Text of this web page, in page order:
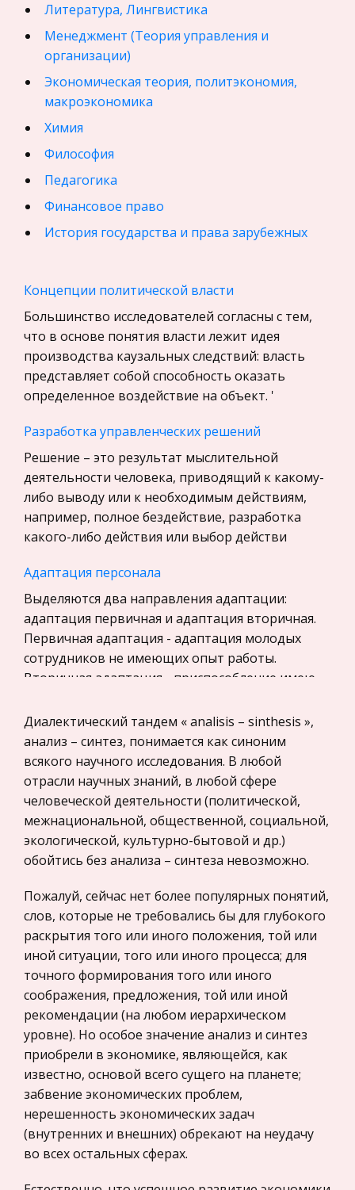
Литература, Лингвистика
Менеджмент (Теория управления и
организации)
Экономическая теория, политэкономия,
макроэкономика
Химия
Философия
Педагогика
Финансовое право
История государства и права зарубежных
Искусство, Культура, Литература
Компьютерные сети
Материаловедение
Программирование, Базы данных
Бухгалтерский учет
История
Уголовное право
Экскурсии и туризм
Маркетинг, товароведение, реклама
Социология
Религия
Культурология
Экологическое право
Теория государства и права
История отечественного государства и
права
Микроэкономика, экономика предприятия,
предпринимательство
Нероссийское законодательство
Международные экономические и валютно-
кредитные отношения
Политология, Политистория
Биржевое дело
Радиоэлектроника
Медицина
Пищевые продукты
Конституционное (государственное) право
зарубежных стран
Государственное регулирование, Таможня,
Налоги
Транспорт
Жилищное право
Концепции политической власти
Большинство исследователей согласны с тем,
что в основе понятия власти лежит идея
производства каузальных следствий: власть
представляет собой способность оказать
определенное воздействие на объект. '
Разработка управленческих решений
Решение – это результат мыслительной
деятельности человека, приводящий к какому-
либо выводу или к необходимым действиям,
например, полное бездействие, разработка
какого-либо действия или выбор действи
Адаптация персонала
Выделяются два направления адаптации:
адаптация первичная и адаптация вторичная.
Первичная адаптация - адаптация молодых
сотрудников не имеющих опыт работы.
Вторичная адаптация - приспособление имею
Билеты по истории туризма
Учение о переселении души (сансара)
характерно и для многих религий, в том числе
исповедующихся и в настоящее время:
индуизма и буддизма. В зороастрийском учении
умершие уходят в загробный мир по мост
Словообразование как наука
Морфологией называют науку о формах (по-
гречески морфэ и есть форма) слов, об их
способности изменяться, например, склоняясь
или спрягаясь. А теперь рассмо
Попередельный метод учета затрат и
калькулирования
Особенностью таких производств являются
последовательные стадии, которые получили
название передела. Передел - это совокупность
технологических операций, которая
завершается выработкой промежуточного
Система магистратов в респубике Риме
Римское государство, представшее
Диалектический тандем « analisis – sinthesis »,
анализ – синтез, понимается как синоним
всякого научного исследования. В любой
отрасли научных знаний, в любой сфере
человеческой деятельности (политической,
межнациональной, общественной, социальной,
экологической, культурно-бытовой и др.)
обойтись без анализа – синтеза невозможно.
Пожалуй, сейчас нет более популярных понятий,
слов, которые не требовались бы для глубокого
раскрытия того или иного положения, той или
иной ситуации, того или иного процесса; для
точного формирования того или иного
соображения, предложения, той или иной
рекомендации (на любом иерархическом
уровне). Но особое значение анализ и синтез
приобрели в экономике, являющейся, как
известно, основой всего сущего на планете;
забвение экономических проблем,
нерешенность экономических задач
(внутренних и внешних) обрекают на неудачу
во всех остальных сферах.